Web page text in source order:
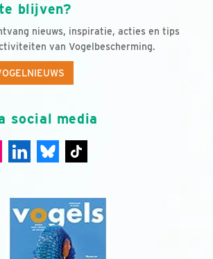
blijven?
nieuws, inspiratie, acties en tips
van Vogelbescherming.
social media